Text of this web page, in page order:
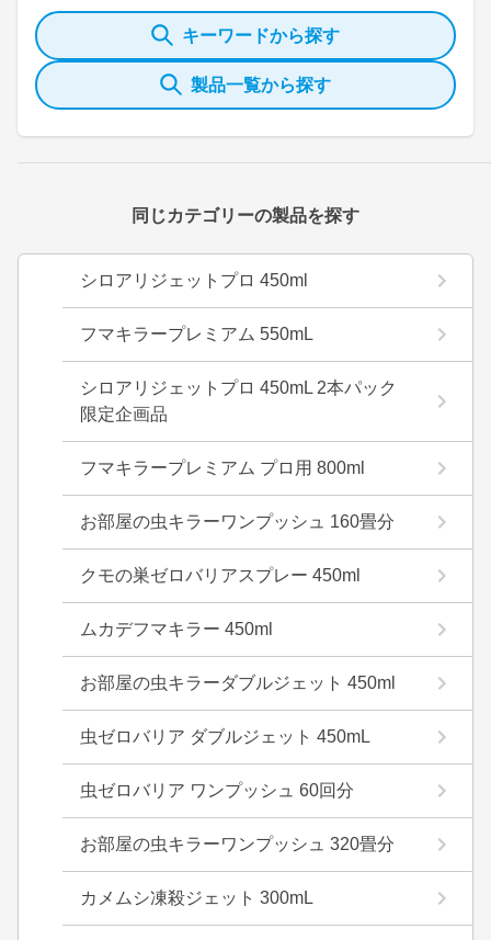
キーワードから探す
製品一覧から探す
同じカテゴリーの製品を探す
シロアリジェットプロ 450ml
フマキラープレミアム 550mL
シロアリジェットプロ 450mL 2本パック
限定企画品
フマキラープレミアム プロ用 800ml
お部屋の虫キラーワンプッシュ 160畳分
クモの巣ゼロバリアスプレー 450ml
ムカデフマキラー 450ml
お部屋の虫キラーダブルジェット 450ml
虫ゼロバリア ダブルジェット 450mL
虫ゼロバリア ワンプッシュ 60回分
お部屋の虫キラーワンプッシュ 320畳分
カメムシ凍殺ジェット 300mL